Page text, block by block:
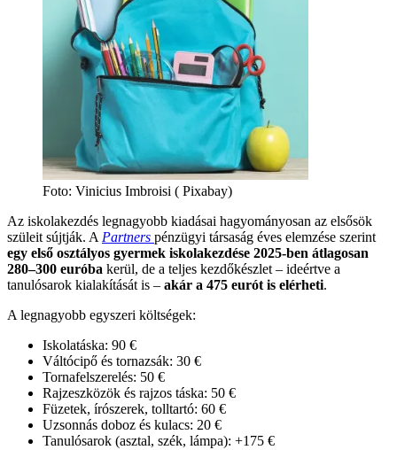
Foto: Vinicius Imbroisi ( Pixabay)
Az iskolakezdés legnagyobb kiadásai hagyományosan az elsősök
szüleit sújtják. A Partners pénzügyi társaság éves elemzése szerint
egy első osztályos gyermek iskolakezdése 2025-ben átlagosan
280–300 euróba kerül, de a teljes kezdőkészlet – ideértve a
tanulósarok kialakítását is – akár a 475 eurót is elérheti.
A legnagyobb egyszeri költségek:
Iskolatáska: 90 €
Váltócipő és tornazsák: 30 €
Tornafelszerelés: 50 €
Rajzeszközök és rajzos táska: 50 €
Füzetek, írószerek, tolltartó: 60 €
Uzsonnás doboz és kulacs: 20 €
Tanulósarok (asztal, szék, lámpa): +175 €